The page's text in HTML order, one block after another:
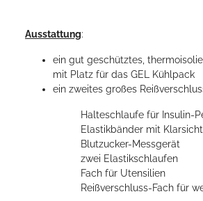
Ausstattung:
ein gut geschütztes,
mit Platz für das GEL Kühlpack
ein zweites großes
Halteschlaufe für Insulin-
Elastikbänder mit
Blutzucker-Messgerät
zwei Elastikschlaufen
Fach für Utensilien
Reißverschluss-Fach für